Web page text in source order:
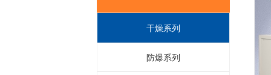
干燥系列
防爆系列